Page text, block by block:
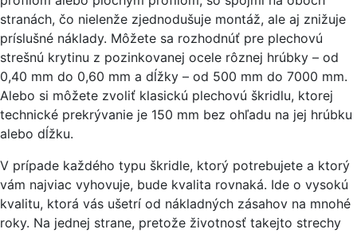
stranách, čo nielenže zjednodušuje montáž, ale aj znižuje
príslušné náklady. Môžete sa rozhodnúť pre plechovú
strešnú krytinu z pozinkovanej ocele rôznej hrúbky – od
0,40 mm do 0,60 mm a dĺžky – od 500 mm do 7000 mm.
Alebo si môžete zvoliť klasickú plechovú škridlu, ktorej
technické prekrývanie je 150 mm bez ohľadu na jej hrúbku
alebo dĺžku.
V prípade každého typu škridle, ktorý potrebujete a ktorý
vám najviac vyhovuje, bude kvalita rovnaká. Ide o vysokú
kvalitu, ktorá vás ušetrí od nákladných zásahov na mnohé
roky. Na jednej strane, pretože životnosť takejto strechy